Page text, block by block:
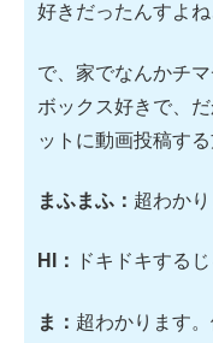
好きだったんすよ
で、家でなんかチ
ボックス好きで、
ットに動画投稿す
まふまふ： 超わかり
HI： ドキドキする
ま： 超わかります